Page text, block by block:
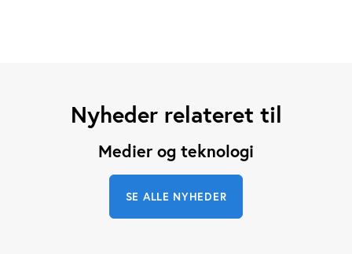
Nyheder relateret til
Medier og teknologi
SE ALLE NYHEDER